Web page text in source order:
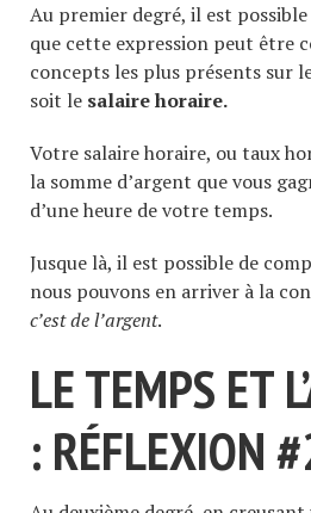
Au premier degré, il est
que cette expression peut être
concepts les plus présents sur
soit le salaire horaire.
Votre salaire horaire, ou taux
la somme d’argent que vous
d’une heure de votre temps.
Jusque là, il est possible de
nous pouvons en arriver à la
c’est de l’argent.
LE TEMPS ET
: RÉFLEXION